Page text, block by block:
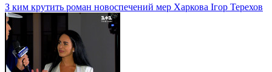
З ким крутить роман новоспечений мер Харкова Ігор Терехов